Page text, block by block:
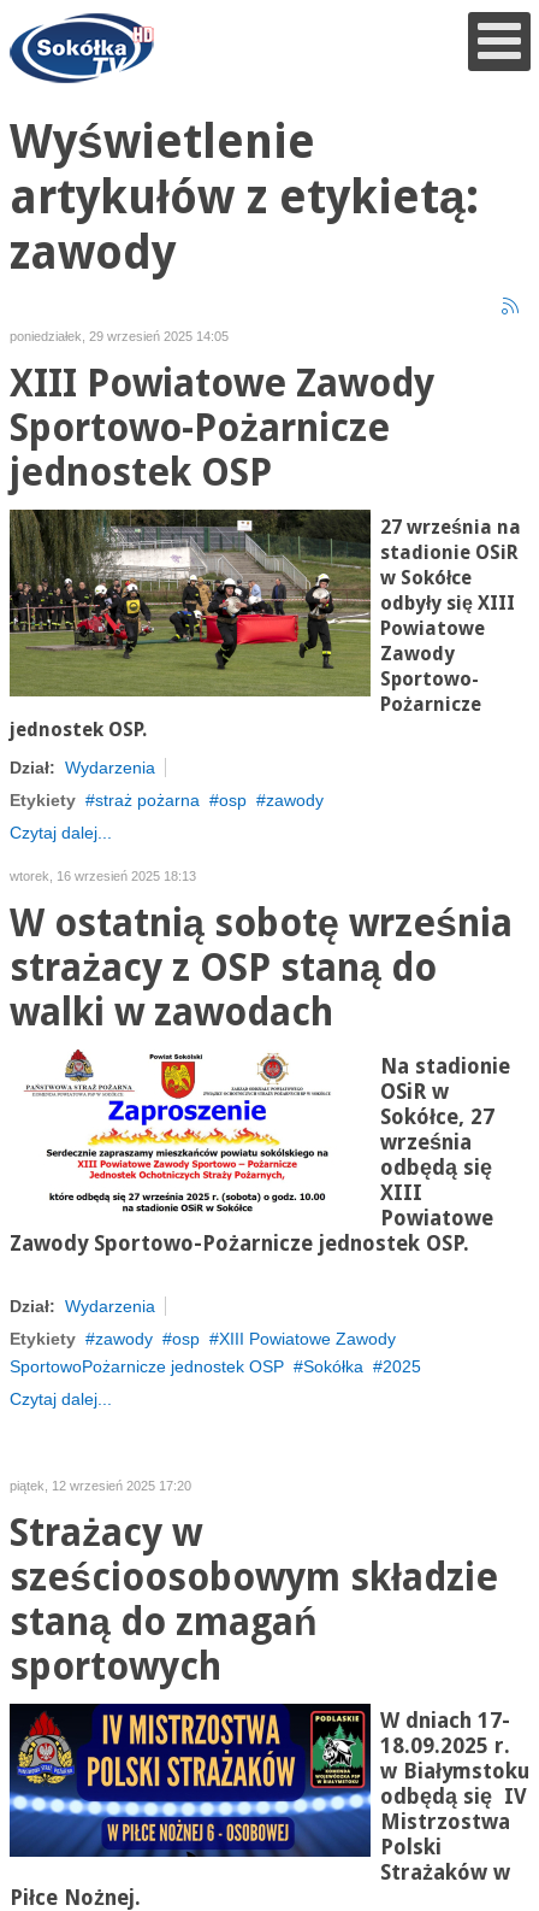
Wyświetlenie
artykułów z etykietą:
zawody
poniedziałek, 29 wrzesień 2025 14:05
XIII Powiatowe Zawody
Sportowo-Pożarnicze
jednostek OSP
27 września na
stadionie OSiR
w Sokółce
odbyły się XIII
Powiatowe
Zawody
Sportowo-
Pożarnicze
jednostek OSP.
Dział: Wydarzenia
Etykiety
straż pożarna osp
zawody
Czytaj dalej...
wtorek, 16 wrzesień 2025 18:13
W ostatnią sobotę września
strażacy z OSP staną do
walki w zawodach
Na stadionie
OSiR w
Sokółce, 27
września
odbędą się
XIII
Powiatowe
Zawody Sportowo-Pożarnicze jednostek OSP.
Dział: Wydarzenia
Etykiety
zawody osp
XIII Powiatowe Zawody
SportowoPożarnicze jednostek OSP
Sokółka
2025
Czytaj dalej...
piątek, 12 wrzesień 2025 17:20
Strażacy w
sześcioosobowym składzie
staną do zmagań
sportowych
W dniach 17-
18.09.2025 r.
w Białymstoku
odbędą się IV
Mistrzostwa
Polski
Strażaków w
Piłce Nożnej.